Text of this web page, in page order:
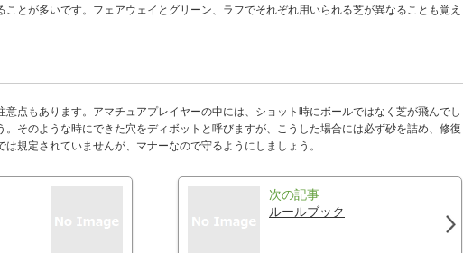
ことが多いです。フェアウェイとグリーン、ラフでそれぞれ用いられる芝が異なることも覚え
意点もあります。アマチュアプレイヤーの中には、ショット時にボールではなく芝が飛んでし
。そのような時にできた穴をディボットと呼びますが、こうした場合には必ず砂を詰め、修復
規定されていませんが、マナーなので守るようにしましょう。
次の記事
ルールブック